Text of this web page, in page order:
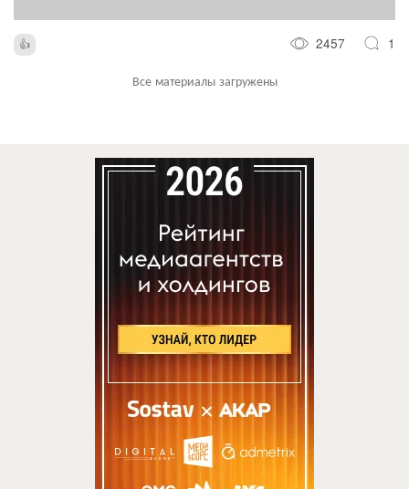
2457 1
Все материалы загружены